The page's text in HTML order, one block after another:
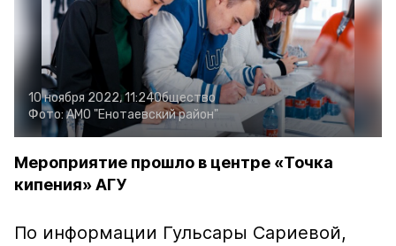
10 ноября 2022, 11:24Общество
Фото:АМО "Енотаевский район"
Мероприятие прошло в центре «Точка
кипения» АГУ
По информации Гульсары Сариевой,